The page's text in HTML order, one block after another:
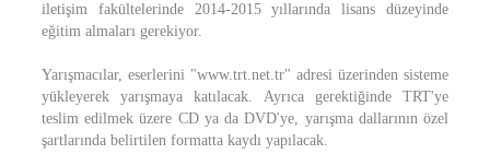
iletişim fakültelerinde 2014-2015 yıllarında lisans düzeyinde
eğitim almaları gerekiyor.
Yarışmacılar, eserlerini "www.trt.net.tr" adresi üzerinden sisteme
yükleyerek yarışmaya katılacak. Ayrıca gerektiğinde TRT'ye
teslim edilmek üzere CD ya da DVD'ye, yarışma dallarının özel
şartlarında belirtilen formatta kaydı yapılacak.